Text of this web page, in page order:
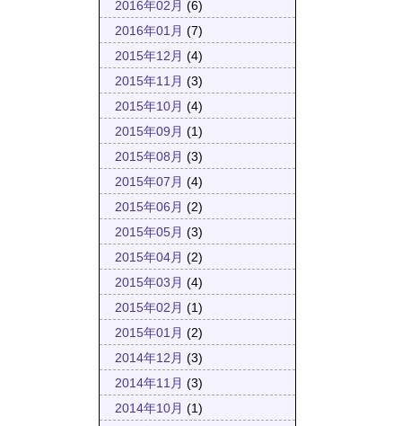
2016年02月 (6)
2016年01月 (7)
2015年12月 (4)
2015年11月 (3)
2015年10月 (4)
2015年09月 (1)
2015年08月 (3)
2015年07月 (4)
2015年06月 (2)
2015年05月 (3)
2015年04月 (2)
2015年03月 (4)
2015年02月 (1)
2015年01月 (2)
2014年12月 (3)
2014年11月 (3)
2014年10月 (1)